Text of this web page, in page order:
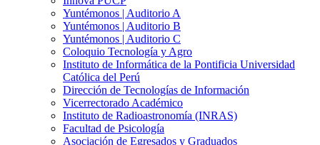
Yuntémonos | Auditorio A
Yuntémonos | Auditorio B
Yuntémonos | Auditorio C
Coloquio Tecnología y Agro
Instituto de Informática de la Pontificia Universidad
Católica del Perú
Dirección de Tecnologías de Información
Vicerrectorado Académico
Instituto de Radioastronomía (INRAS)
Facultad de Psicología
Asociación de Egresados y Graduados